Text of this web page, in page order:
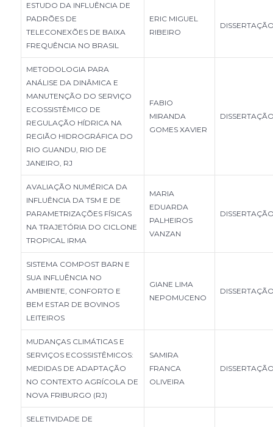
ESTUDO DA INFLUÊNCIA DE
PADRÕES DE
TELECONEXÕES DE BAIXA
FREQUÊNCIA NO BRASIL
ERIC MIGUEL
RIBEIRO
METODOLOGIA PARA
ANÁLISE DA DINÂMICA E
MANUTENÇÃO DO SERVIÇO
ECOSSISTÊMICO DE
REGULAÇÃO HÍDRICA NA
REGIÃO HIDROGRÁFICA DO
RIO GUANDU, RIO DE
JANEIRO, RJ
FABIO
MIRANDA
GOMES XAVIER
AVALIAÇÃO NUMÉRICA DA
INFLUÊNCIA DA TSM E DE
PARAMETRIZAÇÕES FÍSICAS
NA TRAJETÓRIA DO CICLONE
TROPICAL IRMA
MARIA
EDUARDA
PALHEIROS
VANZAN
SISTEMA COMPOST BARN E
SUA INFLUÊNCIA NO
AMBIENTE, CONFORTO E
BEM ESTAR DE BOVINOS
LEITEIROS
GIANE LIMA
NEPOMUCENO
MUDANÇAS CLIMÁTICAS E
SERVIÇOS ECOSSISTÊMICOS:
MEDIDAS DE ADAPTAÇÃO
NO CONTEXTO AGRÍCOLA DE
NOVA FRIBURGO (RJ)
SAMIRA
FRANCA
OLIVEIRA
SELETIVIDADE DE